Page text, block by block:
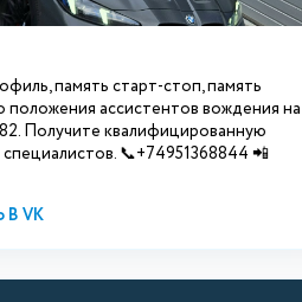
память старт-стоп, память
положения ассистентов вождения на
Получите квалифицированную
📞+74951368844 📲
VK